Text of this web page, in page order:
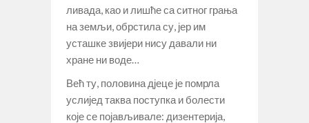
ливада, као и лишће са ситног грања
на земљи, обрстила су, јер им
усташке звијери нису давали ни
хране ни воде…
Већ ту, половина дјеце је помрла
услијед таква поступка и болести
које се појављивале: дизентерија,